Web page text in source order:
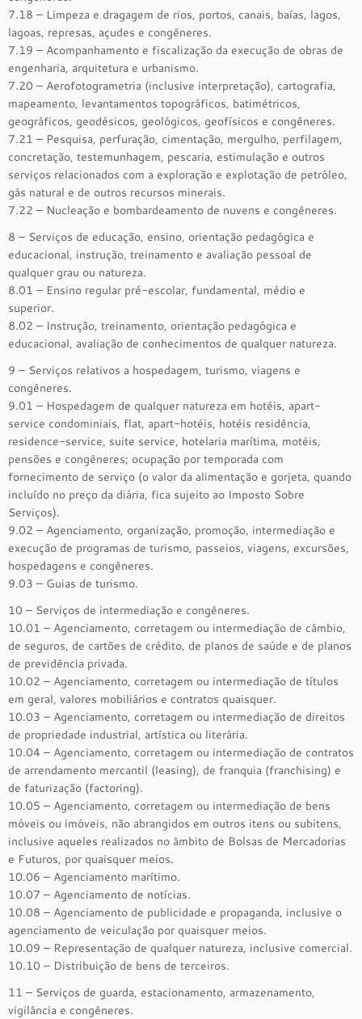
7.18 – Limpeza e dragagem de rios, portos, canais, baías, lagos,
lagoas, represas, açudes e congêneres.
7.19 – Acompanhamento e fiscalização da execução de obras de
engenharia, arquitetura e urbanismo.
7.20 – Aerofotogrametria (inclusive interpretação), cartografia,
mapeamento, levantamentos topográficos, batimétricos,
geográficos, geodésicos, geológicos, geofísicos e congêneres.
7.21 – Pesquisa, perfuração, cimentação, mergulho, perfilagem,
concretação, testemunhagem, pescaria, estimulação e outros
serviços relacionados com a exploração e explotação de petróleo,
gás natural e de outros recursos minerais.
7.22 – Nucleação e bombardeamento de nuvens e congêneres.
8 – Serviços de educação, ensino, orientação pedagógica e
educacional, instrução, treinamento e avaliação pessoal de
qualquer grau ou natureza.
8.01 – Ensino regular pré-escolar, fundamental, médio e
superior.
8.02 – Instrução, treinamento, orientação pedagógica e
educacional, avaliação de conhecimentos de qualquer natureza.
9 – Serviços relativos a hospedagem, turismo, viagens e
congêneres.
9.01 – Hospedagem de qualquer natureza em hotéis, apart-
service condominiais, flat, apart-hotéis, hotéis residência,
residence-service, suite service, hotelaria marítima, motéis,
pensões e congêneres; ocupação por temporada com
fornecimento de serviço (o valor da alimentação e gorjeta, quando
incluído no preço da diária, fica sujeito ao Imposto Sobre
Serviços).
9.02 – Agenciamento, organização, promoção, intermediação e
execução de programas de turismo, passeios, viagens, excursões,
hospedagens e congêneres.
9.03 – Guias de turismo.
10 – Serviços de intermediação e congêneres.
10.01 – Agenciamento, corretagem ou intermediação de câmbio,
de seguros, de cartões de crédito, de planos de saúde e de planos
de previdência privada.
10.02 – Agenciamento, corretagem ou intermediação de títulos
em geral, valores mobiliários e contratos quaisquer.
10.03 – Agenciamento, corretagem ou intermediação de direitos
de propriedade industrial, artística ou literária.
10.04 – Agenciamento, corretagem ou intermediação de contratos
de arrendamento mercantil (leasing), de franquia (franchising) e
de faturização (factoring).
10.05 – Agenciamento, corretagem ou intermediação de bens
móveis ou imóveis, não abrangidos em outros itens ou subitens,
inclusive aqueles realizados no âmbito de Bolsas de Mercadorias
e Futuros, por quaisquer meios.
10.06 – Agenciamento marítimo.
10.07 – Agenciamento de notícias.
10.08 – Agenciamento de publicidade e propaganda, inclusive o
agenciamento de veiculação por quaisquer meios.
10.09 – Representação de qualquer natureza, inclusive comercial.
10.10 – Distribuição de bens de terceiros.
11 – Serviços de guarda, estacionamento, armazenamento,
vigilância e congêneres.